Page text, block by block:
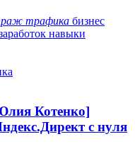
трафика бизнес
навыки
Котенко]
с нуля